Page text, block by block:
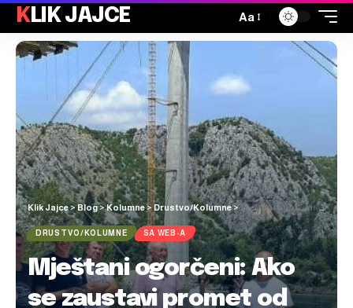
KLIK JAJCE Aa
Klik Jajce >Blog>Kolumne>Drustvo/Kolumne>Mještani ogorčeni: Ako se zaustavi promet od Bune do Tasovčića, Počitelj postaje otok na koji se ne može doći
DRUSTVO/KOLUMNE SA WEB-A
Mještani ogorčeni: Ako
se zaustavi promet od